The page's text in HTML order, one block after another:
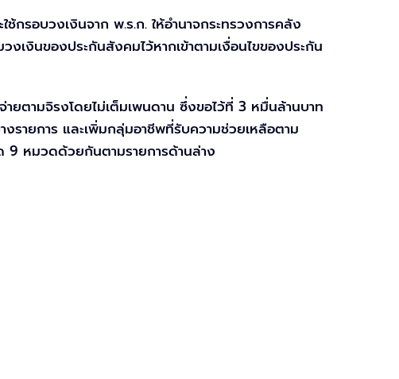
กรอบวงเงินจาก พ.ร.ก. ให้อำนาจกระทรวงการคลัง
เงินของประกันสังคมไว้หากเข้าตามเงื่อนไขของประกัน
ายตามจิรงโดยไม่เต็มเพนดาน ซึ่งขอไว้ที่ 3 หมื่นล้านบาท
รายการ และเพิ่มกลุ่มอาชีพที่รับความช่วยเหลือตาม
9 หมวดด้วยกันตามรายการด้านล่าง